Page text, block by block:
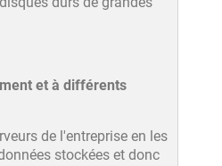
et à différents
de l'entreprise en les
stockées et donc